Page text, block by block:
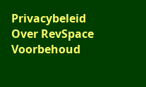
Privacybeleid
Over RevSpace
Voorbehoud